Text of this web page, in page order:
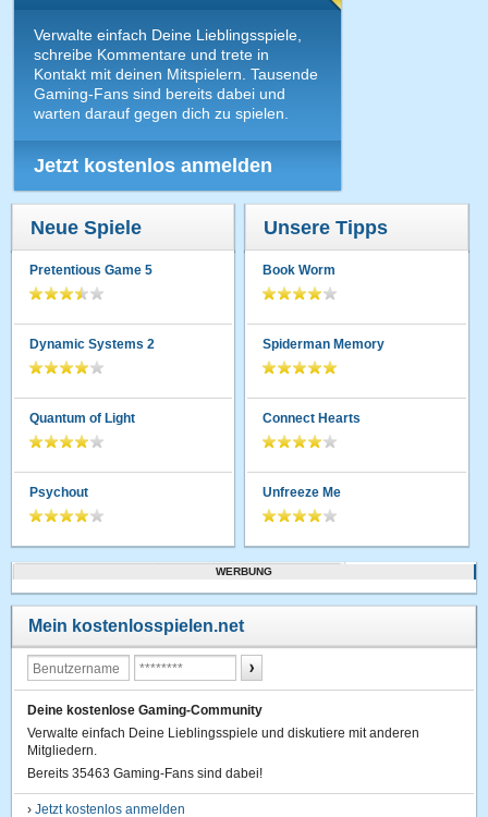
Verwalte einfach Deine Lieblingsspiele,
schreibe Kommentare und trete in
Kontakt mit deinen Mitspielern. Tausende
Gaming-Fans sind bereits dabei und
warten darauf gegen dich zu spielen.
Jetzt kostenlos anmelden
Neue Spiele
Pretentious Game 5
Dynamic Systems 2
Quantum of Light
Psychout
Unsere Tipps
Book Worm
Spiderman Memory
Connect Hearts
Unfreeze Me
WERBUNG
Mein kostenlosspielen.net
Deine kostenlose Gaming-Community
Verwalte einfach Deine Lieblingsspiele und diskutiere mit anderen
Mitgliedern.
Bereits 35463 Gaming-Fans sind dabei!
›Jetzt kostenlos anmelden